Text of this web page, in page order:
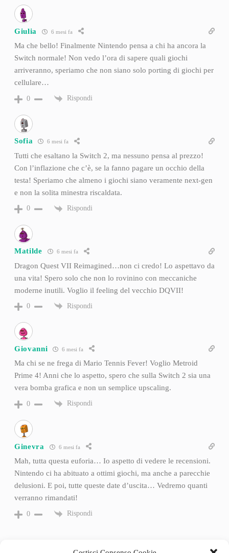
Giulia 6 mesi fa
Ma che bello! Finalmente Nintendo pensa a chi ha ancora la
Switch normale! Non vedo l’ora di sapere quali giochi
arriveranno, speriamo che non siano solo porting di giochi per
cellulare…
0 Rispondi
Sofia 6 mesi fa
Tutti che esaltano la Switch 2, ma nessuno pensa al prezzo!
Con l’inflazione che c’è, se la fanno pagare un occhio della
testa! Speriamo che almeno i giochi siano veramente next-gen
e non la solita minestra riscaldata.
0 Rispondi
Matilde 6 mesi fa
Dragon Quest VII Reimagined…non ci credo! Lo aspettavo da
una vita! Spero solo che non lo rovinino con meccaniche
moderne inutili. Voglio il feeling del vecchio DQVII!
0 Rispondi
Giovanni 6 mesi fa
Ma chi se ne frega di Mario Tennis Fever! Voglio Metroid
Prime 4! Anni che lo aspetto, spero che sulla Switch 2 sia una
vera bomba grafica e non un semplice upscaling.
0 Rispondi
Ginevra 6 mesi fa
Mah, tutta questa euforia… Io aspetto di vedere le recensioni.
Nintendo ci ha abituato a ottimi giochi, ma anche a parecchie
delusioni. E poi, tutte queste date d’uscita… Vedremo quanti
verranno rimandati!
0 Rispondi